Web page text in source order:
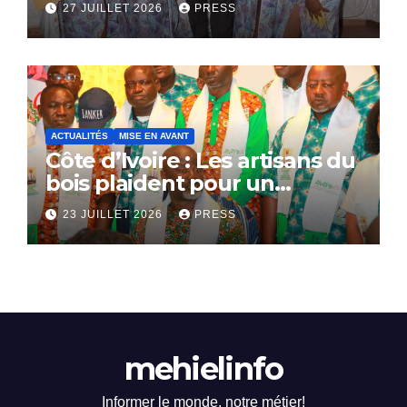
27 JUILLET 2026 PRESS
ACTUALITÉS MISE EN AVANT
Côte d’Ivoire : Les artisans du
bois plaident pour un
dialogue national
23 JUILLET 2026 PRESS
mehielinfo
Informer le monde, notre métier!